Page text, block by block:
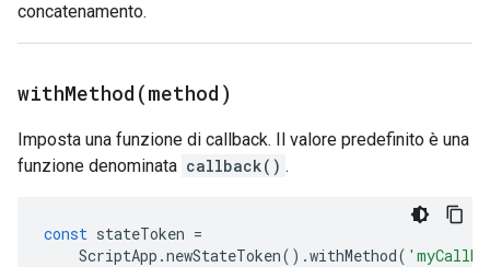
concatenamento.
withMethod(method)
Imposta una funzione di callback. Il valore predefinito è una
funzione denominata callback() .
const stateToken =
ScriptApp .newStateToken().withMethod(